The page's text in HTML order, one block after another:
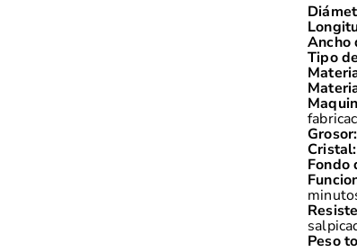
Ancho
Tipo
Grosor:
Cristal:
Fondo
Peso